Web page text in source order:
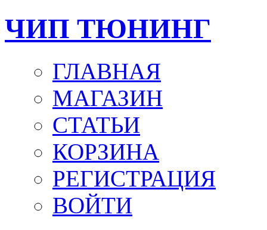
ЧИП ТЮНИНГ
ГЛАВНАЯ
МАГАЗИН
СТАТЬИ
КОРЗИНА
РЕГИСТРАЦИЯ
ВОЙТИ